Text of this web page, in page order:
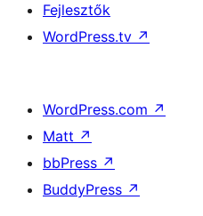
Fejlesztők
WordPress.tv ↗
WordPress.com ↗
Matt ↗
bbPress ↗
BuddyPress ↗